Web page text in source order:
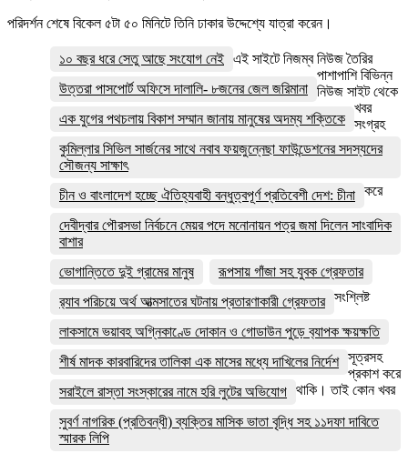
পরিদর্শন শেষে বিকেল ৫টা ৫০ মিনিটে তিনি ঢাকার উদ্দেশ্যে যাত্রা করেন।
১০ বছর ধরে সেতু আছে সংযোগ নেই
উত্তরা পাসপোর্ট অফিসে দালালি- ৮জনের জেল জরিমানা
এক যুগের পথচলায় বিকাশ সম্মান জানায় মানুষের অদম্য শক্তিকে
কুমিল্লার সিভিল সার্জনের সাথে নবাব ফয়জুন্নেছা ফাউন্ডেশনের সদস্যদের
সৌজন্য সাক্ষাৎ
চীন ও বাংলাদেশ হচ্ছে ঐতিহ্যবাহী বন্ধুত্বপূর্ণ প্রতিবেশী দেশ: চীনা
দেবীদ্বার পৌরসভা নির্বচনে মেয়র পদে মনোনায়ন পত্র জমা দিলেন সাংবাদিক
বাশার
ভোগান্তিতে দুই গ্রামের মানুষ
রূপসায় গাঁজা সহ যুবক গ্রেফতার
র‌্যাব পরিচয়ে অর্থ আত্মসাতের ঘটনায় প্রতারণাকারী গ্রেফতার
লাকসামে ভয়াবহ অগ্নিকাণ্ডে দোকান ও গোডাউন পুড়ে ব‍্যাপক ক্ষয়ক্ষতি
শীর্ষ মাদক কারবারিদের তালিকা এক মাসের মধ্যে দাখিলের নির্দেশ
সরাইলে রাস্তা সংস্কারের নামে হরি লুটের অভিযোগ
সুবর্ণ নাগরিক (প্রতিবন্ধী) ব্যক্তির মাসিক ভাতা বৃদ্ধি সহ ১১দফা দাবিতে
স্মারক লিপি
এই সাইটে নিজম্ব নিউজ তৈরির
পাশাপাশি বিভিন্ন
নিউজ সাইট থেকে
খবর
সংগ্রহ
করে
সংশ্লিষ্ট
সূত্রসহ
প্রকাশ করে
থাকি। তাই কোন খবর